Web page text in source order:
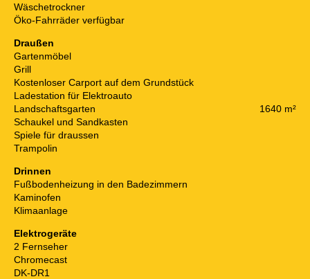
Wäschetrockner
Öko-Fahrräder verfügbar
Draußen
Gartenmöbel
Grill
Kostenloser Carport auf dem Grundstück
Ladestation für Elektroauto
Landschaftsgarten
1640 m²
Schaukel und Sandkasten
Spiele für draussen
Trampolin
Drinnen
Fußbodenheizung in den Badezimmern
Kaminofen
Klimaanlage
Elektrogeräte
2 Fernseher
Chromecast
DK-DR1